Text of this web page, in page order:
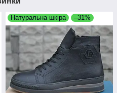
Натуральна шкіра –31%